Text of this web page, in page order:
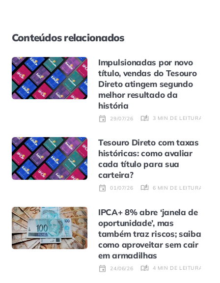
Conteúdos relacionados
Impulsionadas por novo
título, vendas do Tesouro
Direto atingem segundo
melhor resultado da
história
29/07/26 3 MIN DE LEITURA
Tesouro Direto com taxas
históricas: como avaliar
cada título para sua
carteira?
01/07/26 6 MIN DE LEITURA
IPCA+ 8% abre ‘janela de
oportunidade’, mas
também traz riscos; saiba
como aproveitar sem cair
em armadilhas
24/06/26 4 MIN DE LEITURA